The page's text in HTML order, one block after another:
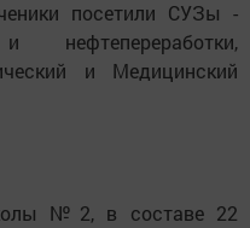
посетили СУЗы -
и Медицинский
№2, в составе 22